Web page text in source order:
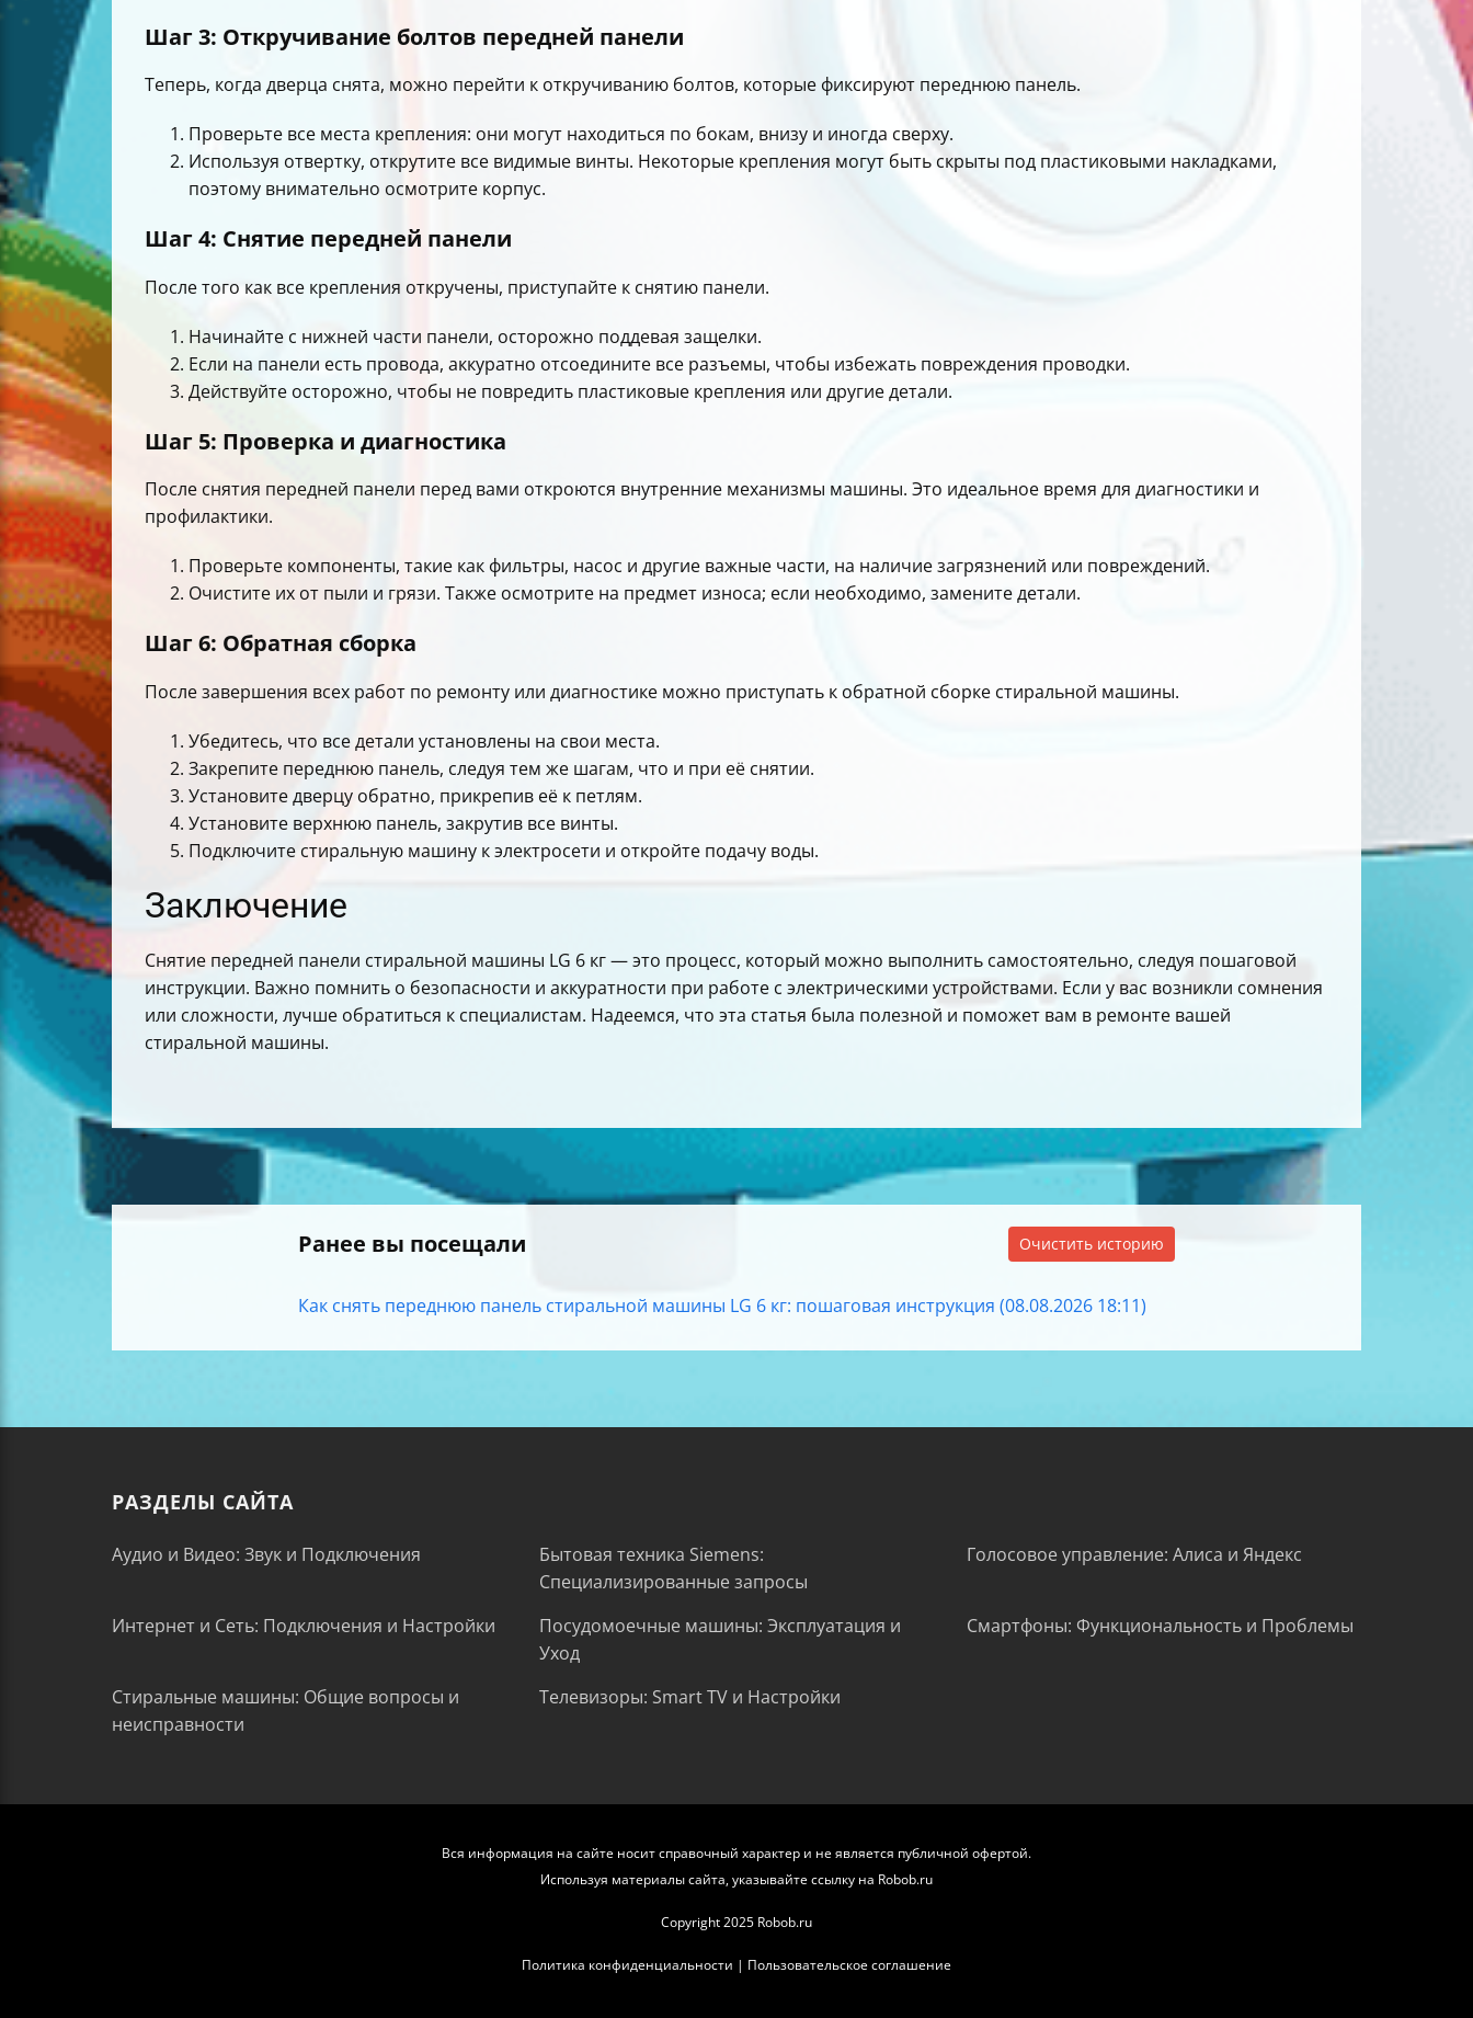
Шаг 3: Откручивание болтов передней панели
Теперь, когда дверца снята, можно перейти к откручиванию болтов, которые фиксируют переднюю панель.
Проверьте все места крепления: они могут находиться по бокам, внизу и иногда сверху.
Используя отвертку, открутите все видимые винты. Некоторые крепления могут быть скрыты под пластиковыми накладками,
поэтому внимательно осмотрите корпус.
Шаг 4: Снятие передней панели
После того как все крепления откручены, приступайте к снятию панели.
Начинайте с нижней части панели, осторожно поддевая защелки.
Если на панели есть провода, аккуратно отсоедините все разъемы, чтобы избежать повреждения проводки.
Действуйте осторожно, чтобы не повредить пластиковые крепления или другие детали.
Шаг 5: Проверка и диагностика
После снятия передней панели перед вами откроются внутренние механизмы машины. Это идеальное время для диагностики и
профилактики.
Проверьте компоненты, такие как фильтры, насос и другие важные части, на наличие загрязнений или повреждений.
Очистите их от пыли и грязи. Также осмотрите на предмет износа; если необходимо, замените детали.
Шаг 6: Обратная сборка
После завершения всех работ по ремонту или диагностике можно приступать к обратной сборке стиральной машины.
Убедитесь, что все детали установлены на свои места.
Закрепите переднюю панель, следуя тем же шагам, что и при её снятии.
Установите дверцу обратно, прикрепив её к петлям.
Установите верхнюю панель, закрутив все винты.
Подключите стиральную машину к электросети и откройте подачу воды.
Заключение
Снятие передней панели стиральной машины LG 6 кг — это процесс, который можно выполнить самостоятельно, следуя пошаговой
инструкции. Важно помнить о безопасности и аккуратности при работе с электрическими устройствами. Если у вас возникли сомнения
или сложности, лучше обратиться к специалистам. Надеемся, что эта статья была полезной и поможет вам в ремонте вашей
стиральной машины.
Ранее вы посещали Очистить историю
Как снять переднюю панель стиральной машины LG 6 кг: пошаговая инструкция (08.08.2026 18:11)
РАЗДЕЛЫ САЙТА
Аудио и Видео: Звук и Подключения
Бытовая техника Siemens:
Специализированные запросы
Голосовое управление: Алиса и Яндекс
Интернет и Сеть: Подключения и Настройки
Посудомоечные машины: Эксплуатация и
Уход
Смартфоны: Функциональность и Проблемы
Стиральные машины: Общие вопросы и
неисправности
Телевизоры: Smart TV и Настройки
Вся информация на сайте носит справочный характер и не является публичной офертой.
Используя материалы сайта, указывайте ссылку на Robob.ru
Copyright 2025 Robob.ru
Политика конфиденциальности | Пользовательское соглашение